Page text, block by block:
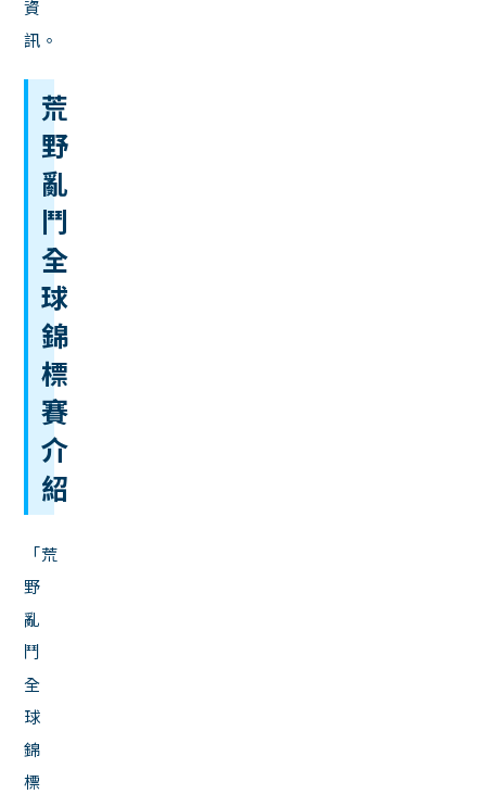
資
訊。
荒
野
亂
鬥
全
球
錦
標
賽
介
紹
「荒
野
亂
鬥
全
球
錦
標